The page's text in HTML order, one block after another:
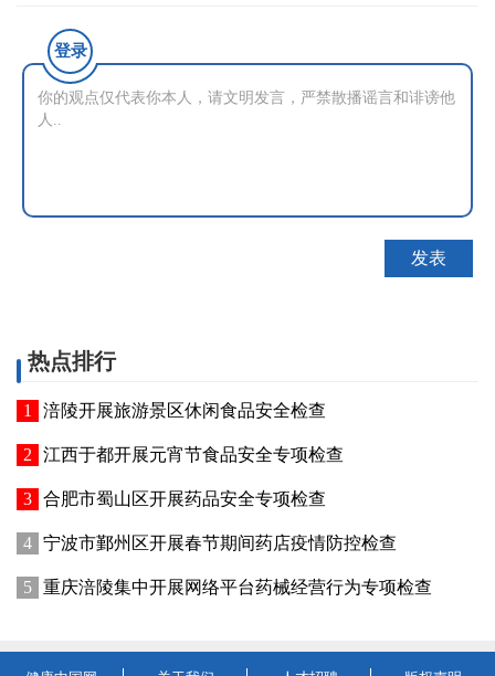
登录
热点排行
涪陵开展旅游景区休闲食品安全检查
江西于都开展元宵节食品安全专项检查
合肥市蜀山区开展药品安全专项检查
宁波市鄞州区开展春节期间药店疫情防控检查
重庆涪陵集中开展网络平台药械经营行为专项检查